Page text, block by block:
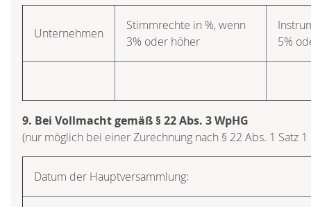
Unternehmen
Stimmrechte in %, wenn
3% oder höher
5%
9. Bei Vollmacht gemäß § 22 Abs. 3 WpHG
(nur möglich bei einer Zurechnung nach § 22 Abs. 1 Satz
Datum der Hauptversammlung: